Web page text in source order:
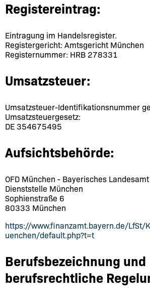
Registereintrag:
Eintragung im Handelsregister.
Registergericht: Amtsgericht München
Registernummer: HRB 278331
Umsatzsteuer:
Umsatzsteuer-Identifikationsnummer
Umsatzsteuergesetz:
DE 354675495
Aufsichtsbehörde:
OFD München - Bayerisches
Dienststelle München
Sophienstraße 6
80333 München
https://www.finanzamt.bayern.de/LfSt/
uenchen/default.php?t=t
Berufsbezeichnung und
berufsrechtliche